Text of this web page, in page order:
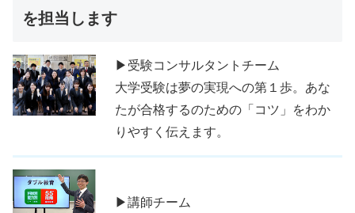
を担当します
▶受験コンサルタントチーム
大学受験は夢の実現への第１歩。あな
たが合格するのための「コツ」をわか
りやすく伝えます。
▶講師チーム